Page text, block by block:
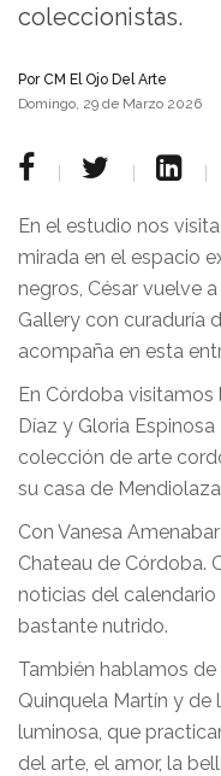
coleccionistas.
PorCM El Ojo Del Arte
Domingo, 29 de Marzo 2026
En el estudio nos
mirada en el espacio
negros, César vuelve
Gallery con curaduría
acompaña en esta
En Córdoba
Díaz y Gloria
colección de arte
su casa de
Con Vanesa
Chateau de Córdoba.
noticias del
bastante nutrido.
También hablamos
Quinquela Martín y de
luminosa, que
del arte, el amor, la